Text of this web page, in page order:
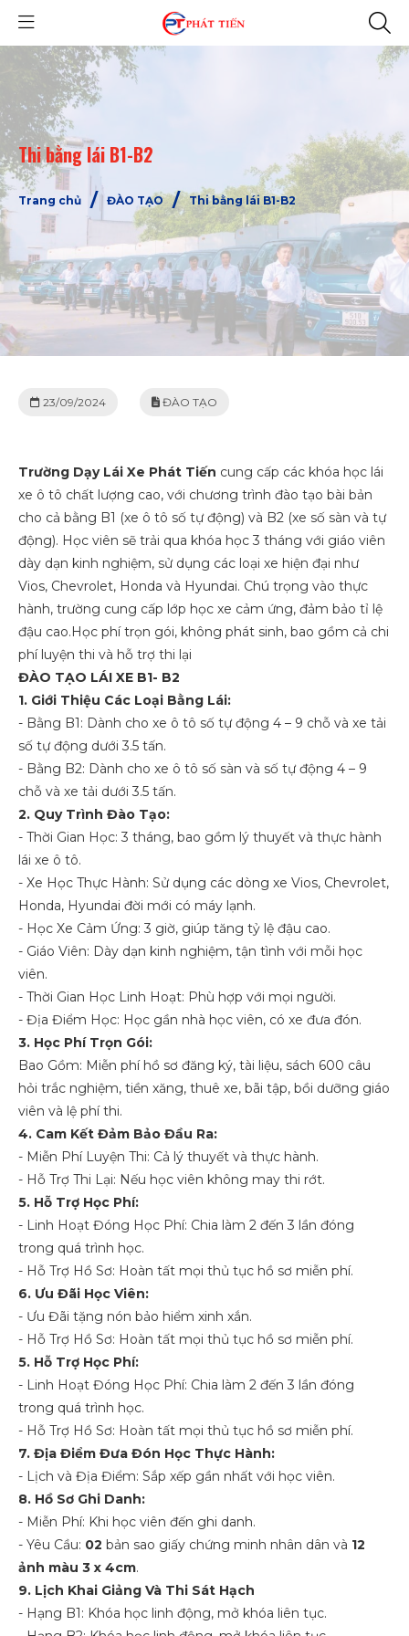
Thi bằng lái B1-B2
Trang chủ / ĐÀO TẠO / Thi bằng lái B1-B2
23/09/2024 ĐÀO TẠO
Trường Dạy Lái Xe Phát Tiến cung cấp các khóa học lái
xe ô tô chất lượng cao, với chương trình đào tạo bài bản
cho cả bằng B1 (xe ô tô số tự động) và B2 (xe số sàn và tự
động). Học viên sẽ trải qua khóa học 3 tháng với giáo viên
dày dạn kinh nghiệm, sử dụng các loại xe hiện đại như
Vios, Chevrolet, Honda và Hyundai. Chú trọng vào thực
hành, trường cung cấp lớp học xe cảm ứng, đảm bảo tỉ lệ
đậu cao.Học phí trọn gói, không phát sinh, bao gồm cả chi
phí luyện thi và hỗ trợ thi lại
ĐÀO TẠO LÁI XE B1- B2
1. Giới Thiệu Các Loại Bằng Lái:
- Bằng B1: Dành cho xe ô tô số tự động 4 – 9 chỗ và xe tải
số tự động dưới 3.5 tấn.
- Bằng B2: Dành cho xe ô tô số sàn và số tự động 4 – 9
chỗ và xe tải dưới 3.5 tấn.
2. Quy Trình Đào Tạo:
- Thời Gian Học: 3 tháng, bao gồm lý thuyết và thực hành
lái xe ô tô.
- Xe Học Thực Hành: Sử dụng các dòng xe Vios, Chevrolet,
Honda, Hyundai đời mới có máy lạnh.
- Học Xe Cảm Ứng: 3 giờ, giúp tăng tỷ lệ đậu cao.
- Giáo Viên: Dày dạn kinh nghiệm, tận tình với mỗi học
viên.
- Thời Gian Học Linh Hoạt: Phù hợp với mọi người.
- Địa Điểm Học: Học gần nhà học viên, có xe đưa đón.
3. Học Phí Trọn Gói:
Bao Gồm: Miễn phí hồ sơ đăng ký, tài liệu, sách 600 câu
hỏi trắc nghiệm, tiền xăng, thuê xe, bãi tập, bồi dưỡng giáo
viên và lệ phí thi.
4. Cam Kết Đảm Bảo Đầu Ra:
- Miễn Phí Luyện Thi: Cả lý thuyết và thực hành.
- Hỗ Trợ Thi Lại: Nếu học viên không may thi rớt.
5. Hỗ Trợ Học Phí:
- Linh Hoạt Đóng Học Phí: Chia làm 2 đến 3 lần đóng
trong quá trình học.
- Hỗ Trợ Hồ Sơ: Hoàn tất mọi thủ tục hồ sơ miễn phí.
6. Ưu Đãi Học Viên:
- Ưu Đãi tặng nón bảo hiểm xinh xắn.
- Hỗ Trợ Hồ Sơ: Hoàn tất mọi thủ tục hồ sơ miễn phí.
5. Hỗ Trợ Học Phí:
- Linh Hoạt Đóng Học Phí: Chia làm 2 đến 3 lần đóng
trong quá trình học.
- Hỗ Trợ Hồ Sơ: Hoàn tất mọi thủ tục hồ sơ miễn phí.
7. Địa Điểm Đưa Đón Học Thực Hành:
- Lịch và Địa Điểm: Sắp xếp gần nhất với học viên.
8. Hồ Sơ Ghi Danh:
- Miễn Phí: Khi học viên đến ghi danh.
- Yêu Cầu: 02 bản sao giấy chứng minh nhân dân và 12
ảnh màu 3 x 4cm.
9. Lịch Khai Giảng Và Thi Sát Hạch
- Hạng B1: Khóa học linh động, mở khóa liên tục.